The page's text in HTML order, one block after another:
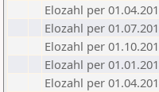
Elozahl per
Elozahl per
Elozahl per
Elozahl per
Elozahl per